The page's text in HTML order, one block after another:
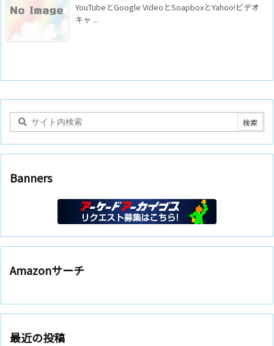
YouTubeとGoogle VideoとSoapboxとYahoo!ビデオ
キャ ...
Banners
Amazonサーチ
最近の投稿